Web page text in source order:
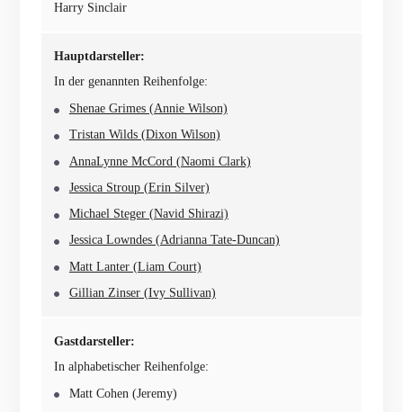
Harry Sinclair
Hauptdarsteller:
In der genannten Reihenfolge:
Shenae Grimes (Annie Wilson)
Tristan Wilds (Dixon Wilson)
AnnaLynne McCord (Naomi Clark)
Jessica Stroup (Erin Silver)
Michael Steger (Navid Shirazi)
Jessica Lowndes (Adrianna Tate-Duncan)
Matt Lanter (Liam Court)
Gillian Zinser (Ivy Sullivan)
Gastdarsteller:
In alphabetischer Reihenfolge:
Matt Cohen (Jeremy)